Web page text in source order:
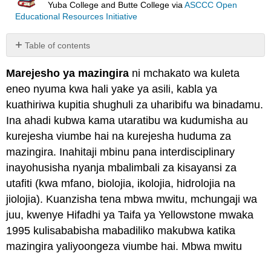
Yuba College and Butte College viaASCCC Open
Educational Resources Initiative
Table of contents
ya
mazingira
Reclamation
Kupunguza
Attributions
Marejesho ya mazingira ni mchakato wa kuleta
eneo nyuma kwa hali yake ya asili, kabla ya
kuathiriwa kupitia shughuli za uharibifu wa binadamu.
Ina ahadi kubwa kama utaratibu wa kudumisha au
kurejesha viumbe hai na kurejesha huduma za
mazingira. Inahitaji mbinu pana interdisciplinary
inayohusisha nyanja mbalimbali za kisayansi za
utafiti (kwa mfano, biolojia, ikolojia, hidrolojia na
jiolojia). Kuanzisha tena mbwa mwitu, mchungaji wa
juu, kwenye Hifadhi ya Taifa ya Yellowstone mwaka
1995 kulisababisha mabadiliko makubwa katika
mazingira yaliyoongeza viumbe hai. Mbwa mwitu